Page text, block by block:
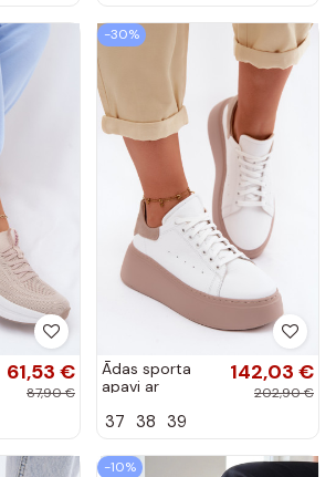
61,53 €
87,90 €
-30%
Ādas sporta
apavi ar
Zazoo N408S2
142,03 €
202,90 €
37 38 39
-10%